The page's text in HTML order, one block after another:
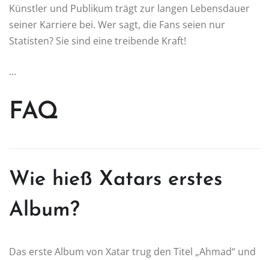
Künstler und Publikum trägt zur langen Lebensdauer
seiner Karriere bei. Wer sagt, die Fans seien nur
Statisten? Sie sind eine treibende Kraft!
…
FAQ
Wie hieß Xatars erstes
Album?
Das erste Album von Xatar trug den Titel „Ahmad“ und